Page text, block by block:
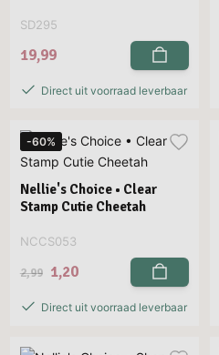
SD295
19,99
Direct uit voorraad leverbaar
-60%
Nellie's Choice • Clear
Stamp Cutie Cheetah
NCCS053
2,99 1,20
Direct uit voorraad leverbaar